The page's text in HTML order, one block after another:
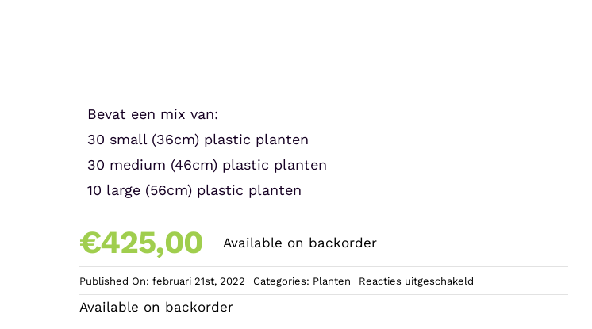
Bevat een mix van:
30 small (36cm) plastic planten
30 medium (46cm) plastic planten
10 large (56cm) plastic planten
€425,00 Available on backorder
Published On: februari 21st, 2022 Categories: Planten Reacties uitgeschakeldvoor
Zoo
Available on backorder